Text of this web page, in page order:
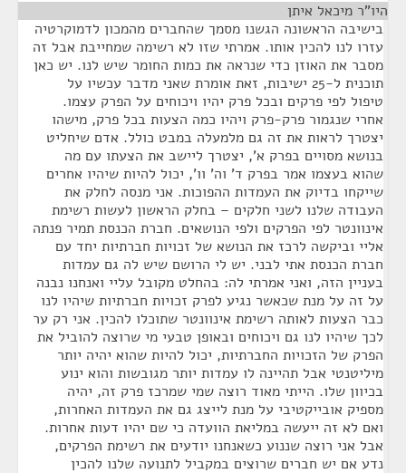
היו"ר מיכאל איתן
בישיבה הראשונה הגשנו מסמך שהחברים מהמכון לדמוקרטיה
עזרו לנו להכין אותו. אמרתי שזו לא רשימה שמחייבת אבל זה
מסבר את האוזן כדי שנראה את כמות החומר שיש לנו. יש כאן
תוכנית ל-25 ישיבות, זאת אומרת שאני מדבר עכשיו על
טיפול לפי פרקים ובכל פרק יהיו ויכוחים על הפרק עצמו.
אחרי שנגמור פרק-פרק ויהיו כמה הצעות בכל פרק, מישהו
יצטרך לראות את זה גם מלמעלה במבט כולל. אדם שיחליט
בנושא מסויים בפרק א', יצטרך ליישב את הצעתו עם מה
שהוא בעצמו אמר בפרק ד' וה' וו', יכול להיות שיהיו אחרים
שייקחו בדיוק את העמדות ההפוכות. אני מנסה לחלק את
העבודה שלנו לשני חלקים – בחלק הראשון לעשות רשימת
אינוונטר לפי הפרקים ולפי הנושאים. חברת הכנסת תמיר פנתה
אליי וביקשה לרכז את הנושא של זכויות חברתיות יחד עם
חברת הכנסת אתי לבני. יש לי הרושם שיש לה גם עמדות
בעניין הזה, ואני אמרתי לה: בהחלט מקובל עליי ואנחנו נבנה
על זה על מנת שכאשר נגיע לפרק זכויות חברתיות שיהיו לנו
כבר הצעות לאותה רשימת אינוונטר שתוכלו להכין. אני רק ער
לכך שיהיו לנו גם ויכוחים ובאופן טבעי מי שרוצה להוביל את
הפרק של הזכויות החברתיות, יכול להיות שהוא יהיה יותר
מיליטנטי אבל תהיינה לו עמדות יותר מגובשות והוא ינוע
בכיוון שלו. הייתי מאוד רוצה שמי שמרכז פרק זה, יהיה
מספיק אובייקטיבי על מנת לייצג גם את העמדות האחרות,
ואם לא זה ייעשה במליאת הוועדה כי שם יהיו דעות אחרות.
אבל אני רוצה שננוע כשאנחנו יודעים את רשימת הפרקים,
נדע אם יש חברים שרוצים במקביל לתנועה שלנו להכין